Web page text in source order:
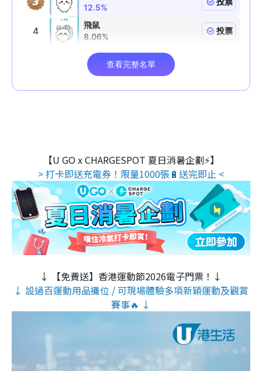
【U GO x CHARGESPOT 夏日消暑企劃⚡】
> 打卡即送充電券！限量1000張🔋送完即止 <
↓ 【免費送】香港運動節2026電子門票！↓
↓ 設過百運動用品攤位 / 可現場體驗多項新穎運動及觀賞
賽事🔥 ↓